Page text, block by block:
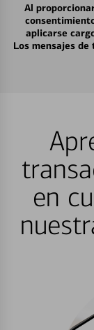
Al
aplicarse
Los mensajes
en